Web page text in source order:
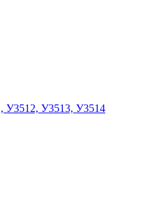
У3512, У3513, У3514